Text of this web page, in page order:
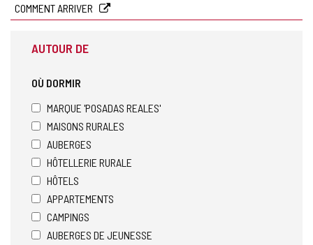
COMMENT ARRIVER
AUTOUR DE
OÙ DORMIR
MARQUE 'POSADAS REALES'
MAISONS RURALES
AUBERGES
HÔTELLERIE RURALE
HÔTELS
APPARTEMENTS
CAMPINGS
AUBERGES DE JEUNESSE